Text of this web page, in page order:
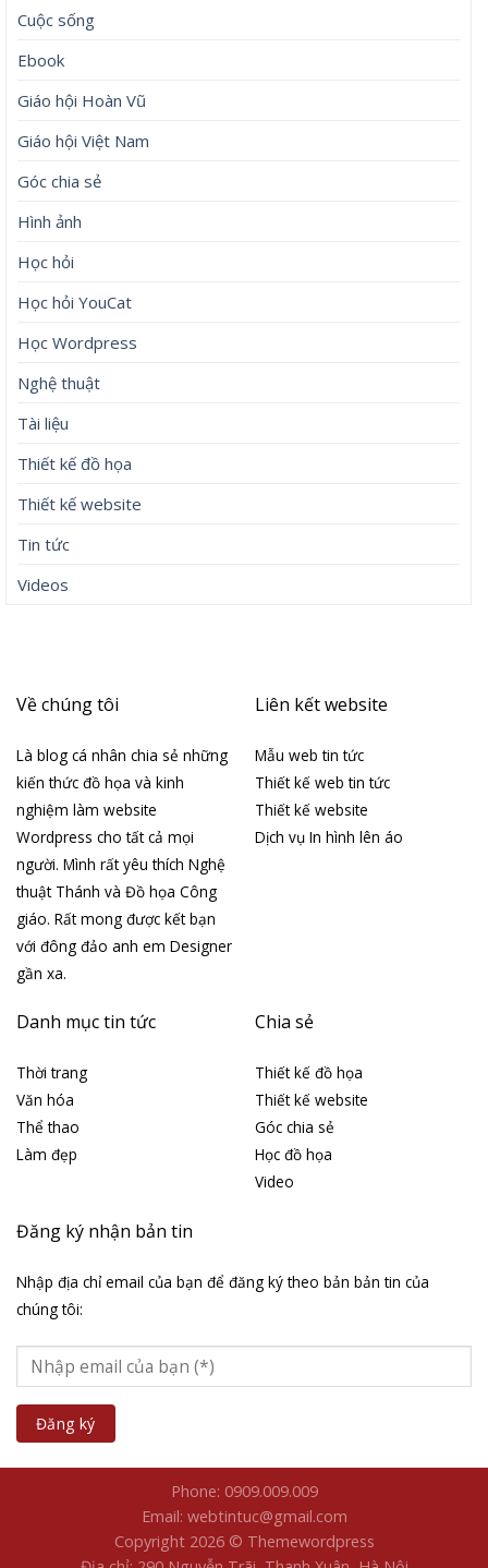
Cuộc sống
Ebook
Giáo hội Hoàn Vũ
Giáo hội Việt Nam
Góc chia sẻ
Hình ảnh
Học hỏi
Học hỏi YouCat
Học Wordpress
Nghệ thuật
Tài liệu
Thiết kế đồ họa
Thiết kế website
Tin tức
Videos
Về chúng tôi
Là blog cá nhân chia sẻ những
kiến thức đồ họa và kinh
nghiệm làm website
Wordpress cho tất cả mọi
người. Mình rất yêu thích Nghệ
thuật Thánh và Đồ họa Công
giáo. Rất mong được kết bạn
với đông đảo anh em Designer
gần xa.
Liên kết website
Mẫu web tin tức
Thiết kế web tin tức
Thiết kế website
Dịch vụ In hình lên áo
Danh mục tin tức
Thời trang
Văn hóa
Thể thao
Làm đẹp
Chia sẻ
Thiết kế đồ họa
Thiết kế website
Góc chia sẻ
Học đồ họa
Video
Đăng ký nhận bản tin
Nhập địa chỉ email của bạn để đăng ký theo bản bản tin của
chúng tôi:
Phone: 0909.009.009
Email: webtintuc@gmail.com
Copyright 2026 © Themewordpress